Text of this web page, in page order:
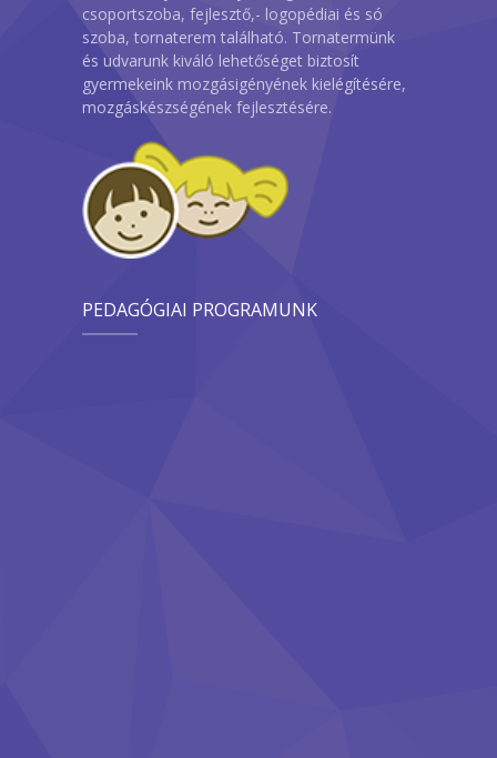
csoportszoba, fejlesztő,- logopédiai és só
szoba, tornaterem található. Tornatermünk
és udvarunk kiváló lehetőséget biztosít
gyermekeink mozgásigényének kielégítésére,
mozgáskészségének fejlesztésére.
PEDAGÓGIAI PROGRAMUNK